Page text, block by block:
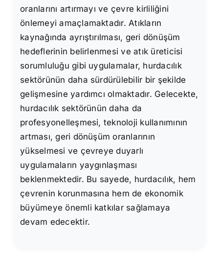
oranlarını artırmayı ve çevre kirliliğini
önlemeyi amaçlamaktadır. Atıkların
kaynağında ayrıştırılması, geri dönüşüm
hedeflerinin belirlenmesi ve atık üreticisi
sorumluluğu gibi uygulamalar, hurdacılık
sektörünün daha sürdürülebilir bir şekilde
gelişmesine yardımcı olmaktadır. Gelecekte,
hurdacılık sektörünün daha da
profesyonelleşmesi, teknoloji kullanımının
artması, geri dönüşüm oranlarının
yükselmesi ve çevreye duyarlı
uygulamaların yaygınlaşması
beklenmektedir. Bu sayede, hurdacılık, hem
çevrenin korunmasına hem de ekonomik
büyümeye önemli katkılar sağlamaya
devam edecektir.